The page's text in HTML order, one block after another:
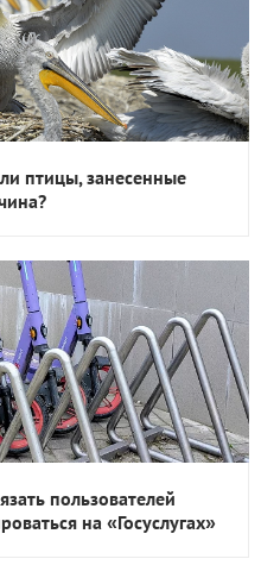
птицы, занесенные
пользователей
на «Госуслугах»